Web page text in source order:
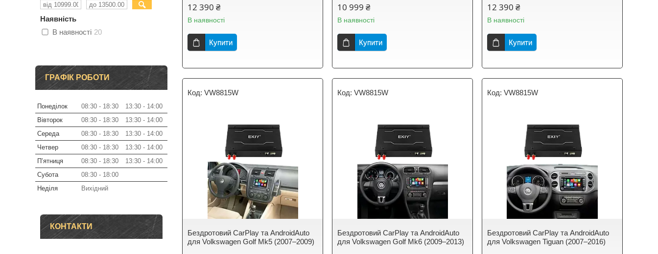
12 390 ₴
В наявності
Купити
10 999 ₴
В наявності
Купити
12 390 ₴
В наявності
Купити
VW8815W
Бездротовий CarPlay та AndroidAuto
для Volkswagen Golf Mk5 (2007–2009)
VW8815W
Бездротовий CarPlay та AndroidAuto
для Volkswagen Golf Mk6 (2009–2013)
VW8815W
Бездротовий CarPlay та AndroidAuto
для Volkswagen Tiguan (2007–2016)
Наявність
В наявності 20
ГРАФІК РОБОТИ
Понеділок 08:30 18:30 13:30
14:00
Вівторок
08:30 18:30 13:30
14:00
Середа
08:30 18:30 13:30
14:00
Четвер
08:30 18:30 13:30
14:00
Пʼятниця
08:30 18:30 13:30
14:00
Субота
08:30
18:00
Неділя
Вихідний
КОНТАКТИ